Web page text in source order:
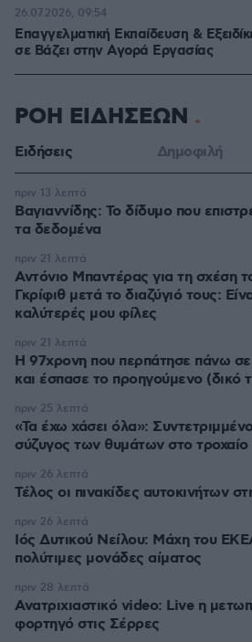
Επαγγελματική Εκπαίδευση &
σε Bάζει στην Aγορά Eργασίας
26.07.2026, 09:54
ΡΟΗ ΕΙΔΗΣΕΩΝ
Ειδήσεις Δημοφιλή
Βαγιαννίδης: Το δίδυμο που
τα δεδομένα
πριν 13 λεπτά
Αντόνιο Μπαντέρας για τη σχέση
Γκρίφιθ μετά το διαζύγιό τους:
καλύτερές μου φίλες
πριν 21 λεπτά
Η 97χρονη που περπάτησε πάνω
και έσπασε το προηγούμενο (δικό
πριν 21 λεπτά
«Τα έχω χάσει όλα»:
σύζυγος των θυμάτων στο τροχαίο
πριν 25 λεπτά
Τέλος οι πινακίδες αυτοκινήτων
πριν 26 λεπτά
Ιός Δυτικού Νείλου: Μάχη του
πολύτιμες μονάδες αίματος
πριν 26 λεπτά
Ανατριχιαστικό video: Live η
φορτηγό στις Σέρρες
πριν 28 λεπτά